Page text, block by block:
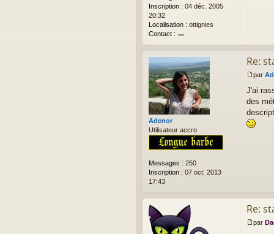
n
Inscription : 04 déc. 2005
20:32
Localisation : ottignies
Contact :
o
ac
te
r
M
ar
io
e
Adenor
Utilisateur accro
Messages : 250
Inscription : 07 oct. 2013
17:43
Re:
e
s
a
g
par
J'ai
des
Re:
par